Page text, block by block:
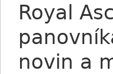
Royal
novin a